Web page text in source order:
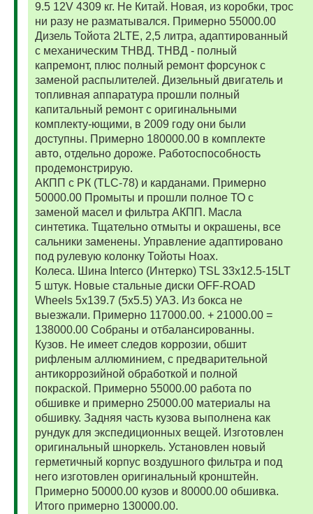
9.5 12V 4309 кг. Не Китай. Новая, из коробки, трос
ни разу не разматывался. Примерно 55000.00
Дизель Тойота 2LTE, 2,5 литра, адаптированный
с механическим ТНВД. ТНВД - полный
капремонт, плюс полный ремонт форсунок с
заменой распылителей. Дизельный двигатель и
топливная аппаратура прошли полный
капитальный ремонт с оригинальными
комплекту-ющими, в 2009 году они были
доступны. Примерно 180000.00 в комплекте
авто, отдельно дороже. Работоспособность
продемонстрирую.
АКПП с РК (TLC-78) и карданами. Примерно
50000.00 Промыты и прошли полное ТО с
заменой масел и фильтра АКПП. Масла
синтетика. Тщательно отмыты и окрашены, все
сальники заменены. Управление адаптировано
под рулевую колонку Тойоты Ноах.
Колеса. Шина Interco (Интерко) TSL 33x12.5-15LT
5 штук. Новые стальные диски OFF-ROAD
Wheels 5x139.7 (5x5.5) УАЗ. Из бокса не
выезжали. Примерно 117000.00. + 21000.00 =
138000.00 Собраны и отбалансированны.
Кузов. Не имеет следов коррозии, обшит
рифленым аллюминием, с предварительной
антикоррозийной обработкой и полной
покраской. Примерно 55000.00 работа по
обшивке и примерно 25000.00 материалы на
обшивку. Задняя часть кузова выполнена как
рундук для экспедиционных вещей. Изготовлен
оригинальный шноркель. Установлен новый
герметичный корпус воздушного фильтра и под
него изготовлен оригинальный кронштейн.
Примерно 50000.00 кузов и 80000.00 обшивка.
Итого примерно 130000.00.